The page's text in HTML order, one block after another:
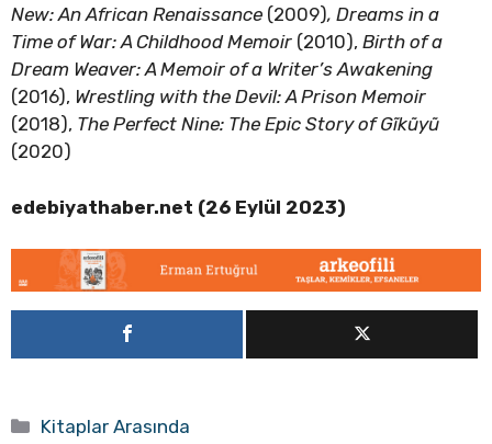
New: An African Renaissance (2009), Dreams in a
Time of War: A Childhood Memoir (2010), Birth of a
Dream Weaver: A Memoir of a Writer’s Awakening
(2016), Wrestling with the Devil: A Prison Memoir
(2018), The Perfect Nine: The Epic Story of Gĩkũyũ
(2020)
edebiyathaber.net (26 Eylül 2023)
Kategoriler
Kitaplar Arasında